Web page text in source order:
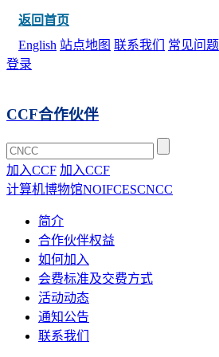
返回首页
English 站点地图 联系我们 常见问题
登录
CCF合作伙伴
加入CCF 加入CCF
计算机博物馆NOIFCESCNCC
简介
合作伙伴权益
如何加入
会费标准及交费方式
活动动态
通知公告
联系我们